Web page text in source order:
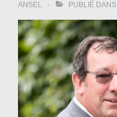
ANSEL
PUBLIÉ DANS